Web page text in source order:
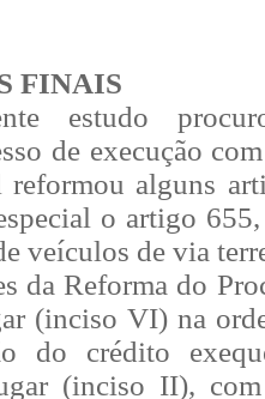
FINAIS
estudo
de execução
reformou alguns
o artigo
veículos de via
da Reforma do
(inciso VI) na
do crédito
(inciso II),